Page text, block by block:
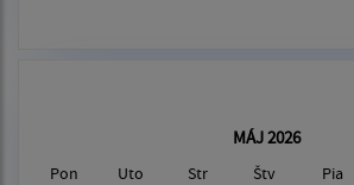
MÁJ 2026
Pon Uto Str Štv Pia